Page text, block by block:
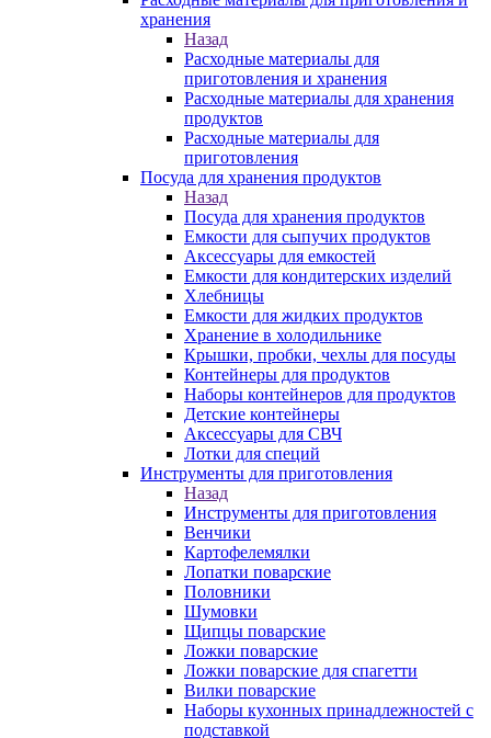
хранения
Назад
Расходные материалы для
приготовления и хранения
Расходные материалы для хранения
продуктов
Расходные материалы для
приготовления
Посуда для хранения продуктов
Назад
Посуда для хранения продуктов
Емкости для сыпучих продуктов
Аксессуары для емкостей
Емкости для кондитерских изделий
Хлебницы
Емкости для жидких продуктов
Хранение в холодильнике
Крышки, пробки, чехлы для посуды
Контейнеры для продуктов
Наборы контейнеров для продуктов
Детские контейнеры
Аксессуары для СВЧ
Лотки для специй
Инструменты для приготовления
Назад
Инструменты для приготовления
Венчики
Картофелемялки
Лопатки поварские
Половники
Шумовки
Щипцы поварские
Ложки поварские
Ложки поварские для спагетти
Вилки поварские
Наборы кухонных принадлежностей с
подставкой